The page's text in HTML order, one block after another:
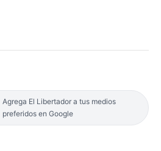
Agrega El Libertador a tus medios
preferidos en Google